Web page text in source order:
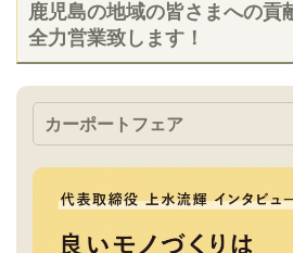
鹿児島の地域の皆さまへの貢
全力営業致します！
カーポートフェア